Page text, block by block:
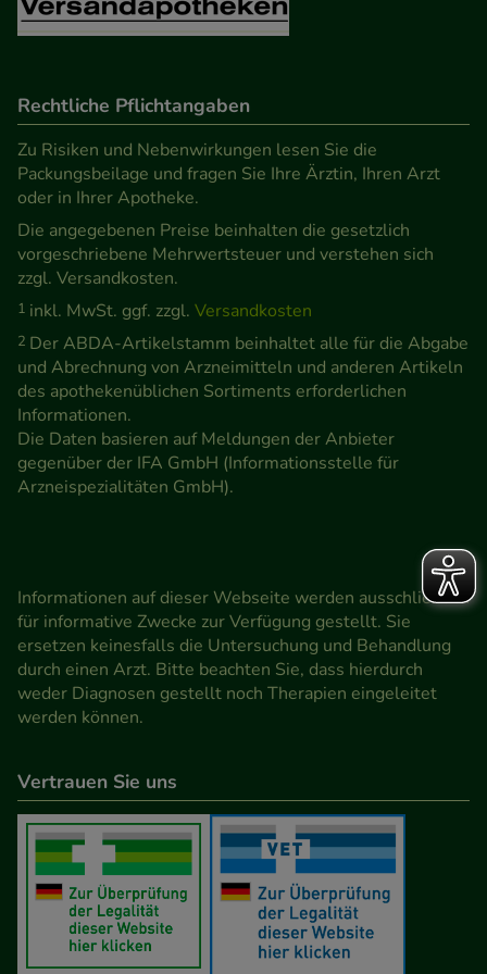
unsere Website weiter für Sie optimieren können,
zu gestalten. Bitte beachten Sie, dass Daten hierfür
teilweise an Dritte wie z.B. Google oder soziale
Medien übertragen werden.
Rechtliche Pflichtangaben
Zu Risiken und Nebenwirkungen lesen Sie die
Packungsbeilage und fragen Sie Ihre Ärztin, Ihren Arzt
oder in Ihrer Apotheke.
Die angegebenen Preise beinhalten die gesetzlich
vorgeschriebene Mehrwertsteuer und verstehen sich
zzgl. Versandkosten.
1 inkl. MwSt. ggf. zzgl. Versandkosten
2 Der ABDA-Artikelstamm beinhaltet alle für die Abgabe
und Abrechnung von Arzneimitteln und anderen Artikeln
des apothekenüblichen Sortiments erforderlichen
Informationen.
Die Daten basieren auf Meldungen der Anbieter
gegenüber der IFA GmbH (Informationsstelle für
Arzneispezialitäten GmbH).
Informationen auf dieser Webseite werden ausschließlich
für informative Zwecke zur Verfügung gestellt. Sie
ersetzen keinesfalls die Untersuchung und Behandlung
durch einen Arzt. Bitte beachten Sie, dass hierdurch
weder Diagnosen gestellt noch Therapien eingeleitet
werden können.
Vertrauen Sie uns